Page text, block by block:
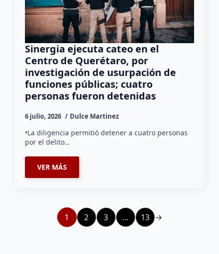
Sinergia ejecuta cateo en el
Centro de Querétaro, por
investigación de usurpación de
funciones públicas; cuatro
personas fueron detenidas
6 julio, 2026 Dulce Martinez
•La diligencia permitió detener a cuatro personas
por el delito…
VER MÁS
1 2 3 … 13 →